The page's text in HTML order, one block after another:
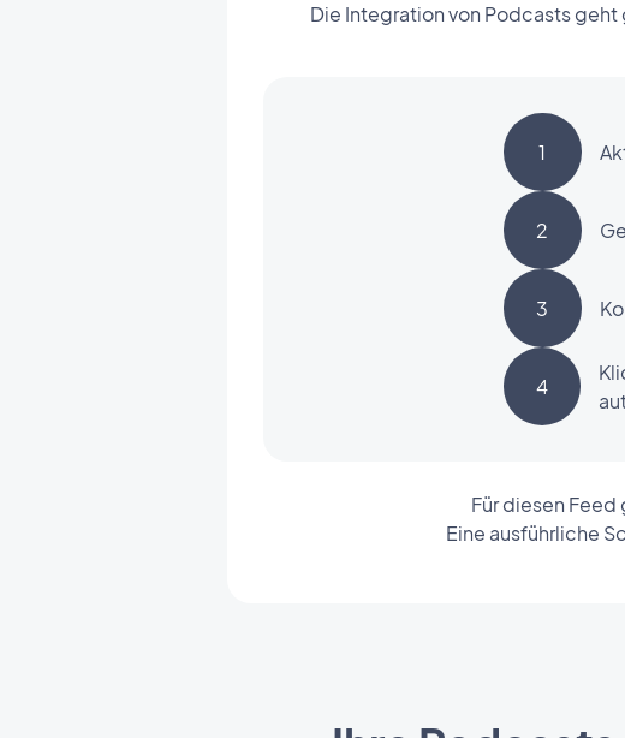
Die Integration von Podcasts geht
1
2
3
4
Für diesen
Eine ausführliche